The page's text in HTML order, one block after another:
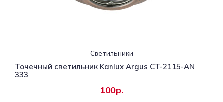
Светильники
Точечный светильник Kanlux Argus CT-2115-AN
333
100р.